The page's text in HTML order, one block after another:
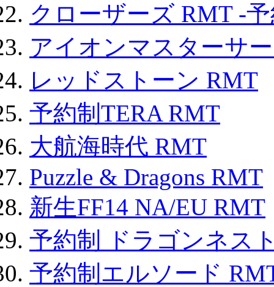
クローザーズ RMT -
アイオンマスターサ
レッドストーン RMT
予約制TERA RMT
大航海時代 RMT
Puzzle & Dragons RMT
新生FF14 NA/EU RMT
予約制 ドラゴンネス
予約制エルソード